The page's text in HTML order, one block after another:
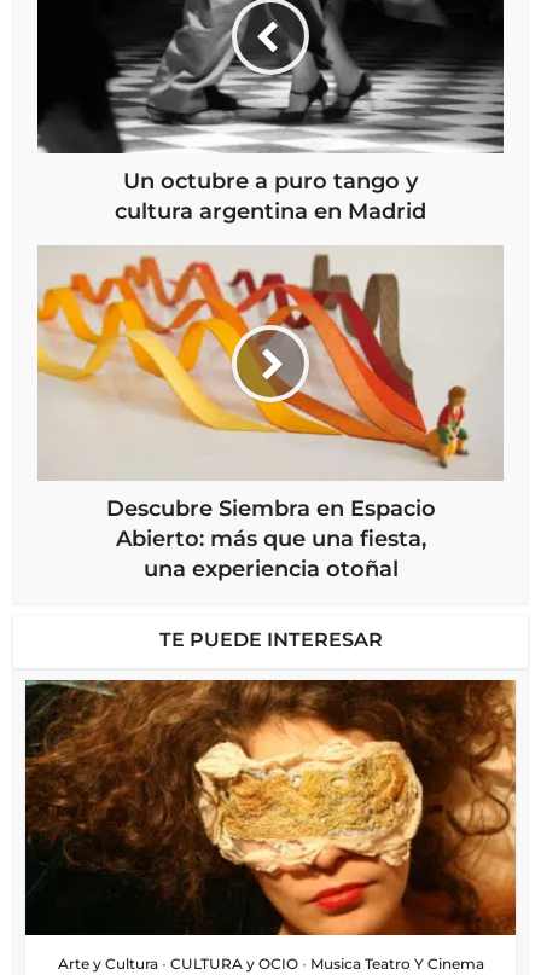
Un octubre a puro tango y
cultura argentina en Madrid
Descubre Siembra en Espacio
Abierto: más que una fiesta,
una experiencia otoñal
TE PUEDE INTERESAR
Arte y Cultura • CULTURA y OCIO • Musica Teatro Y Cinema